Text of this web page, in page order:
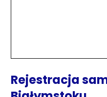
Rejestracja